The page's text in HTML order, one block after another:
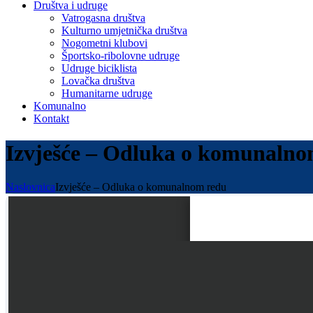
Društva i udruge
Vatrogasna društva
Kulturno umjetnička društva
Nogometni klubovi
Športsko-ribolovne udruge
Udruge biciklista
Lovačka društva
Humanitarne udruge
Komunalno
Kontakt
Izvješće – Odluka o
NaslovnicaIzvješće – Odluka o komunalnom redu